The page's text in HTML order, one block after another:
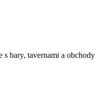
bary, tavernami a obchody